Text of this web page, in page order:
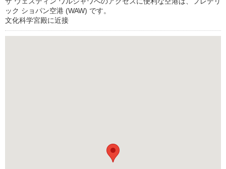
ック ショパン空港 (WAW) です。
文化科学宮殿に近接